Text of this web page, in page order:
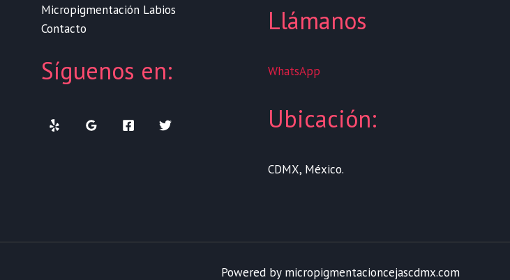
Micropigmentación Labios
Contacto
Síguenos en:
Llámanos
WhatsApp
Ubicación:
CDMX, México.
Powered by micropigmentacioncejascdmx.com